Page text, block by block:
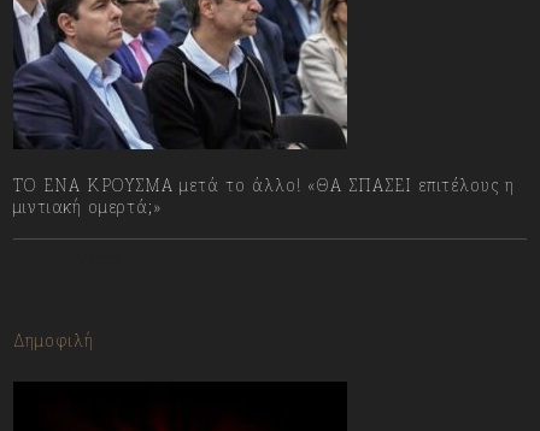
ΤΟ ΕΝΑ ΚΡΟΥΣΜΑ μετά το άλλο! «ΘΑ ΣΠΑΣΕΙ επιτέλους η
μιντιακή ομερτά;»
Δημοφιλή